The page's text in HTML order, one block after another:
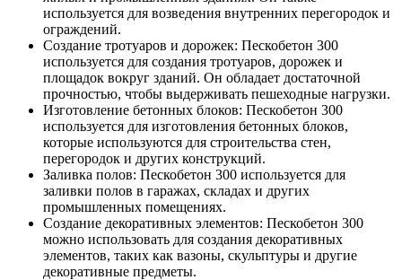
используется для возведения внутренних перегородок и
ограждений.
Создание тротуаров и дорожек: Пескобетон 300
используется для создания тротуаров, дорожек и
площадок вокруг зданий. Он обладает достаточной
прочностью, чтобы выдерживать пешеходные нагрузки.
Изготовление бетонных блоков: Пескобетон 300
используется для изготовления бетонных блоков,
которые используются для строительства стен,
перегородок и других конструкций.
Заливка полов: Пескобетон 300 используется для
заливки полов в гаражах, складах и других
промышленных помещениях.
Создание декоративных элементов: Пескобетон 300
можно использовать для создания декоративных
элементов, таких как вазоны, скульптуры и другие
декоративные предметы.